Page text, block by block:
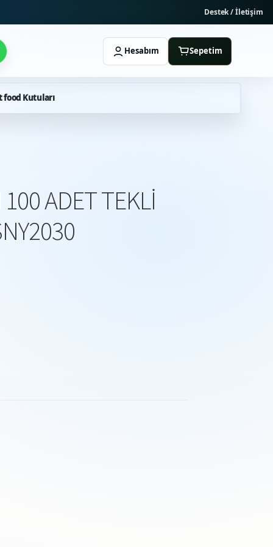
Destek / İletişim
Hesabım Sepetim
food Kutuları
ADET TEKLİ